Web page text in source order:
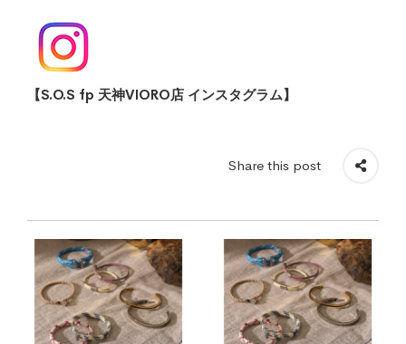
【S.O.S fp 天神VIORO店 インスタグラム】
Share this post